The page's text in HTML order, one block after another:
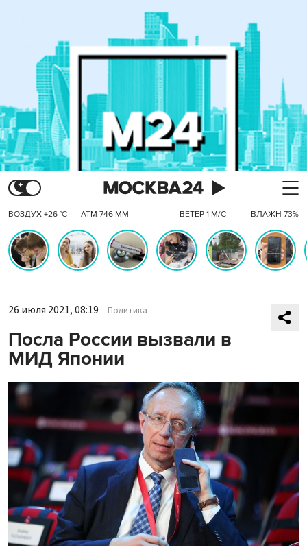
ВОЗДУХ +26 °C АТМ 746 ММ ВЕТЕР 1 М/С ВЛАЖН 73%
26 июля 2021, 08:19 Политика
Посла России вызвали в
МИД Японии